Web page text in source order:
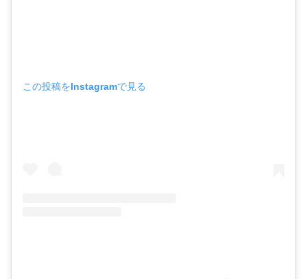
この投稿をInstagramで見る